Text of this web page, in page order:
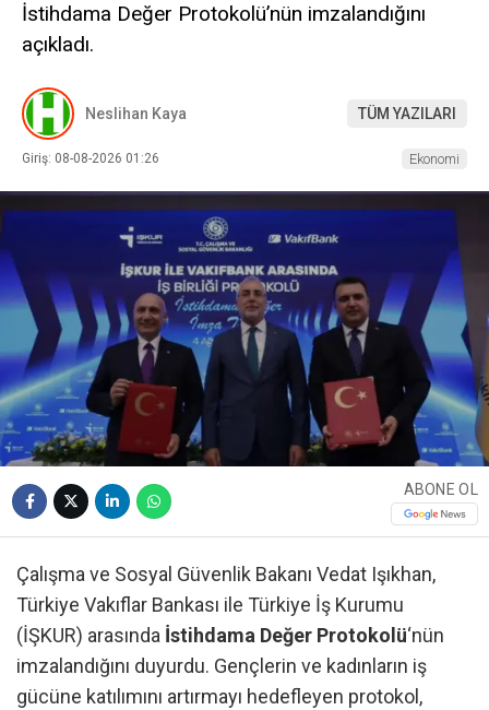
İstihdama Değer Protokolü’nün imzalandığını
açıkladı.
Neslihan Kaya TÜM YAZILARI
Giriş: 08-08-2026 01:26 Ekonomi
ABONE OL
Çalışma ve Sosyal Güvenlik Bakanı Vedat Işıkhan,
Türkiye Vakıflar Bankası ile Türkiye İş Kurumu
(İŞKUR) arasında İstihdama Değer Protokolü‘nün
imzalandığını duyurdu. Gençlerin ve kadınların iş
gücüne katılımını artırmayı hedefleyen protokol,